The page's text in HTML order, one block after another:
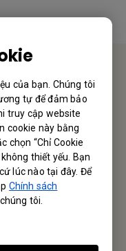
của bạn. Chúng tôi
tự để đảm bảo
truy cập website
cookie này bằng
chọn “Chỉ Cookie
thiết yếu. Bạn
lúc nào tại đây. Để
Chính sách
tôi.
tôi
Khách Hàng/ Đối